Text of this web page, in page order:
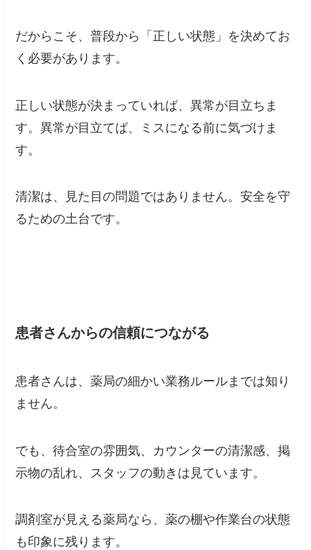
だからこそ、普段から「正しい状態」を決めてお
く必要があります。
正しい状態が決まっていれば、異常が目立ちま
す。異常が目立てば、ミスになる前に気づけま
す。
清潔は、見た目の問題ではありません。安全を守
るための土台です。
患者さんからの信頼につながる
患者さんは、薬局の細かい業務ルールまでは知り
ません。
でも、待合室の雰囲気、カウンターの清潔感、掲
示物の乱れ、スタッフの動きは見ています。
調剤室が見える薬局なら、薬の棚や作業台の状態
も印象に残ります。